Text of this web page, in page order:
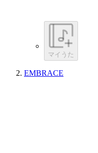
マイうた
EMBRACE